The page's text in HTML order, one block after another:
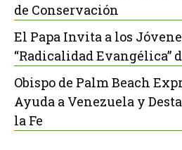
de Conservación
El Papa Invita a los
“Radicalidad Evangélica”
Obispo de Palm Beach
Ayuda a Venezuela y
la Fe